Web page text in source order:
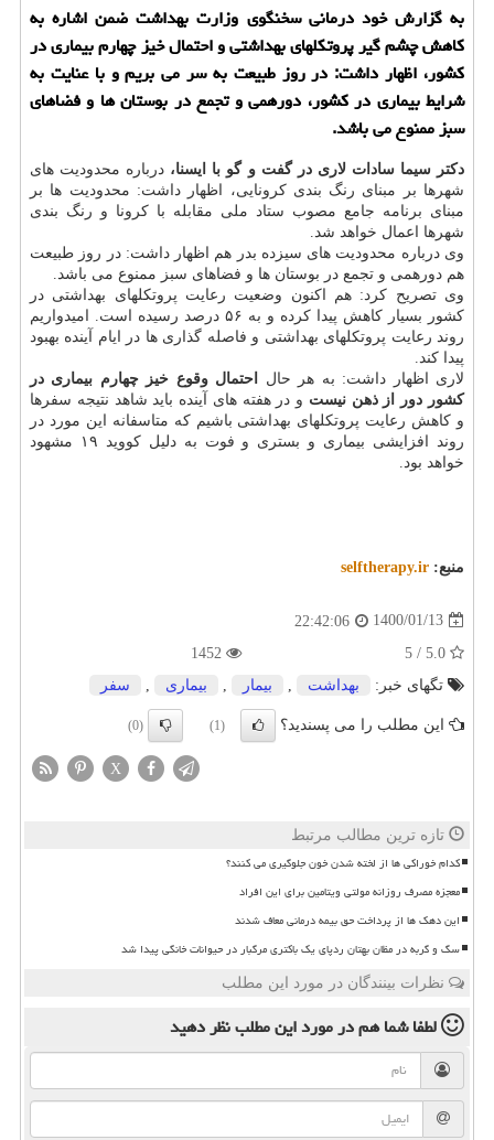
به گزارش خود درمانی سخنگوی وزارت بهداشت ضمن اشاره به
کاهش چشم گیر پروتکلهای بهداشتی و احتمال خیز چهارم بیماری در
کشور، اظهار داشت: در روز طبیعت به سر می بریم و با عنایت به
شرایط بیماری در کشور، دورهمی و تجمع در بوستان ها و فضاهای
سبز ممنوع می باشد.
دکتر سیما سادات لاری در گفت و گو با ایسنا، درباره محدودیت های
شهرها بر مبنای رنگ بندی کرونایی، اظهار داشت: محدودیت ها بر
مبنای برنامه جامع مصوب ستاد ملی مقابله با کرونا و رنگ بندی
شهرها اعمال خواهد شد.
وی درباره محدودیت های سیزده بدر هم اظهار داشت: در روز طبیعت
هم دورهمی و تجمع در بوستان ها و فضاهای سبز ممنوع می باشد.
وی تصریح کرد: هم اکنون وضعیت رعایت پروتکلهای بهداشتی در
کشور بسیار کاهش پیدا کرده و به ۵۶ درصد رسیده است. امیدواریم
روند رعایت پروتکلهای بهداشتی و فاصله گذاری ها در ایام آینده بهبود
پیدا کند.
لاری اظهار داشت: به هر حال
احتمال وقوع خیز چهارم بیماری در
کشور دور از ذهن نیست و در هفته های آینده باید شاهد نتیجه سفرها
و کاهش رعایت پروتکلهای بهداشتی باشیم که متاسفانه این مورد در
روند افزایشی بیماری و بستری و فوت به دلیل کووید ۱۹ مشهود
خواهد بود.
منبع: selftherapy.ir
1400/01/13
22:42:06
تگهای خبر:
بهداشت بیمار بیماری سفر
این مطلب را می پسندید؟ (1)
(0)
X
تازه ترین مطالب مرتبط
کدام خوراکی ها از لخته شدن خون جلوگیری می کنند؟
معجزه مصرف روزانه مولتی ویتامین برای این افراد
این دهک ها از پرداخت حق بیمه درمانی معاف شدند
سگ و گربه در مظان بهتان ردپای یک باکتری مرگبار در حیوانات خانگی پیدا شد
نظرات بینندگان در مورد این مطلب
لطفا شما همدر مورد این مطلبنظر دهید